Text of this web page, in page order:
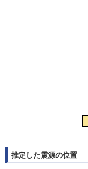
推定した震源の位置